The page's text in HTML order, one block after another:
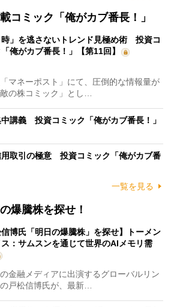
コミック「俺がカブ番長！」
時」を逃さないトレンド見極め術 投資コ
俺がカブ番長！」【第11回】
マネーポスト」にて、圧倒的な情報量が
の株コミック」とし…
講義 投資コミック「俺がカブ番長！」
取引の極意 投資コミック「俺がカブ番
一覧を見る
爆騰株を探せ！
信博氏「明日の爆騰株」を探せ】トーメン
：サムスンを通じて世界のAIメモリ需
金融メディアに出演するグローバルリン
戸松信博氏が、最新…